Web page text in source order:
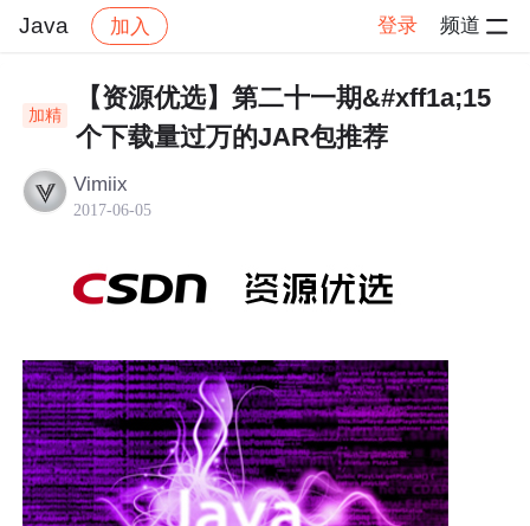
Java 加入 登录 频道
Java 帖子详情
加精
【资源优选】第二十一期&#xff1a;15
个下载量过万的JAR包推荐
Vimiix
2017-06-05